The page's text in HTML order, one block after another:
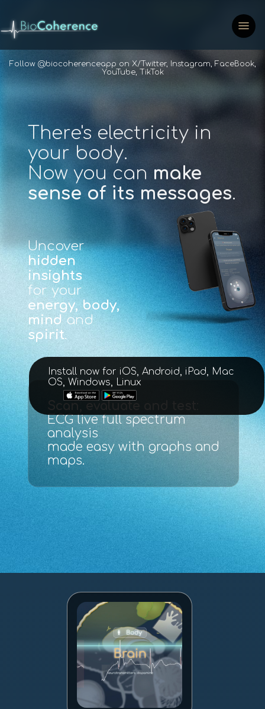
Follow @biocoherenceapp on X/Twitter, Instagram, FaceBook,
YouTube, TikTok
There's electricity in
your body.
Now you can make
sense of its messages.
Uncover
hidden
insights
for your
energy, body,
mind and
spirit.
Install now for iOS, Android, iPad, Mac
OS, Windows, Linux
Scan, evaluate and test
ECG live full spectrum
analysis
made easy with graphs and
maps.